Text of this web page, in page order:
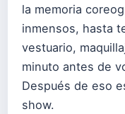
la memoria
inmensos, hasta
vestuario,
minuto antes de
Después de eso
show.